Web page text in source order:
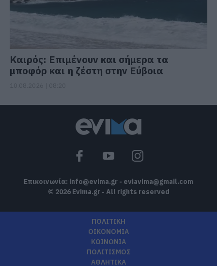
Καιρός: Επιμένουν και σήμερα τα
μποφόρ και η ζέστη στην Εύβοια
Επικοινωνία: info@evima.gr - eviavima@gmail.com
© 2026 Evima.gr - All rights reserved
ΠΟΛΙΤΙΚΗ
ΟΙΚΟΝΟΜΙΑ
ΚΟΙΝΩΝΙΑ
ΠΟΛΙΤΙΣΜΟΣ
ΑΘΛΗΤΙΚΑ